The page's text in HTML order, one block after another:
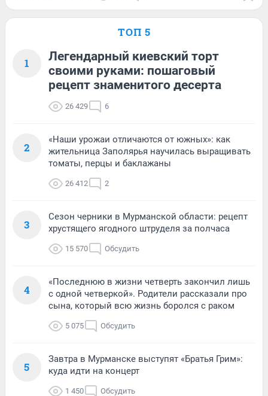
ТОП 5
1
Легендарный киевский торт
своими руками: пошаговый
рецепт знаменитого десерта
26 429 6
2
«Наши урожаи отличаются от южных»: как
жительница Заполярья научилась выращивать
томаты, перцы и баклажаны
26 412 2
3
Сезон черники в Мурманской области: рецепт
хрустящего ягодного штруделя за полчаса
15 570 Обсудить
4
«Последнюю в жизни четверть закончил лишь
с одной четверкой». Родители рассказали про
сына, который всю жизнь боролся с раком
5 075 Обсудить
5
Завтра в Мурманске выступят «Братья Грим»:
куда идти на концерт
1 450 Обсудить